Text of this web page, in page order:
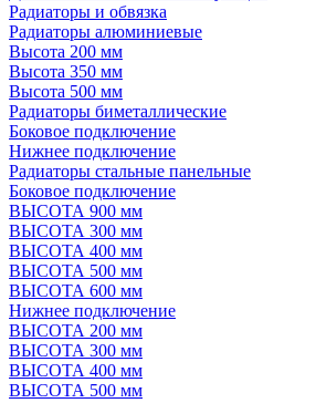
Радиаторы и обвязка
Радиаторы алюминиевые
Высота 200 мм
Высота 350 мм
Высота 500 мм
Радиаторы биметаллические
Боковое подключение
Нижнее подключение
Радиаторы стальные панельные
Боковое подключение
ВЫСОТА 900 мм
ВЫСОТА 300 мм
ВЫСОТА 400 мм
ВЫСОТА 500 мм
ВЫСОТА 600 мм
Нижнее подключение
ВЫСОТА 200 мм
ВЫСОТА 300 мм
ВЫСОТА 400 мм
ВЫСОТА 500 мм